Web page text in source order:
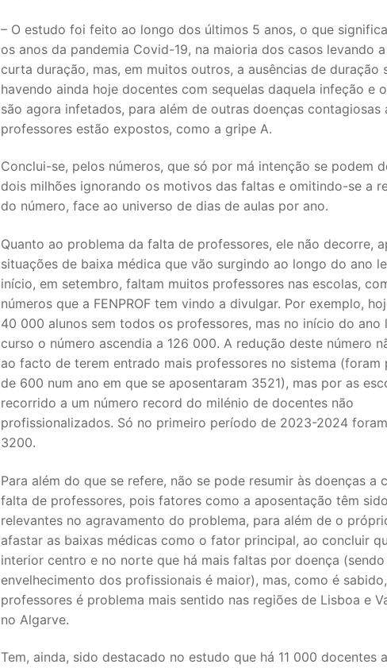
– O estudo foi feito ao longo dos últimos 5 anos, o que
os anos da pandemia Covid-19, na maioria dos casos levando
curta duração, mas, em muitos outros, a ausências de duração
havendo ainda hoje docentes com sequelas daquela infeção e
são agora infetados, para além de outras doenças contagiosas
professores estão expostos, como a gripe A.
Conclui-se, pelos números, que só por má intenção se podem
dois milhões ignorando os motivos das faltas e omitindo-se a
do número, face ao universo de dias de aulas por ano.
Quanto ao problema da falta de professores, ele não decorre,
situações de baixa médica que vão surgindo ao longo do ano
início, em setembro, faltam muitos professores nas escolas,
números que a FENPROF tem vindo a divulgar. Por exemplo,
40 000 alunos sem todos os professores, mas no início do ano
curso o número ascendia a 126 000. A redução deste número
ao facto de terem entrado mais professores no sistema (foram
de 600 num ano em que se aposentaram 3521), mas por as
recorrido a um número record do milénio de docentes não
profissionalizados. Só no primeiro período de 2023-2024
3200.
Para além do que se refere, não se pode resumir às doenças a
falta de professores, pois fatores como a aposentação têm
relevantes no agravamento do problema, para além de o
afastar as baixas médicas como o fator principal, ao concluir
interior centro e no norte que há mais faltas por doença
envelhecimento dos profissionais é maior), mas, como é
professores é problema mais sentido nas regiões de Lisboa e
no Algarve.
Tem, ainda, sido destacado no estudo que há 11 000 docentes